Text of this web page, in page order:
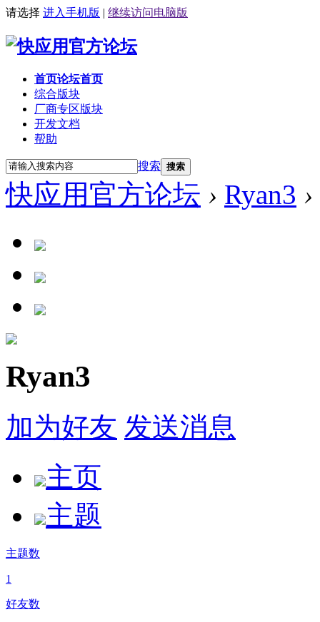
请选择 进入手机版 | 继续访问电脑版
首页论坛首页
综合版块
厂商专区版块
开发文档
帮助
搜索 搜索
快应用官方论坛 › Ryan3 ›
Ryan3
加为好友 发送消息
主页
主题
主题数
1
好友数